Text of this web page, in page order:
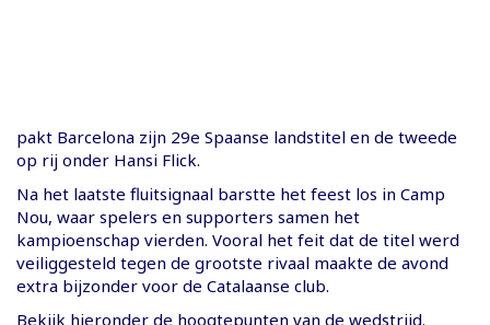
pakt Barcelona zijn 29e Spaanse landstitel en de tweede
op rij onder Hansi Flick.
Na het laatste fluitsignaal barstte het feest los in Camp
Nou, waar spelers en supporters samen het
kampioenschap vierden. Vooral het feit dat de titel werd
veiliggesteld tegen de grootste rivaal maakte de avond
extra bijzonder voor de Catalaanse club.
Bekijk hieronder de hoogtepunten van de wedstrijd.